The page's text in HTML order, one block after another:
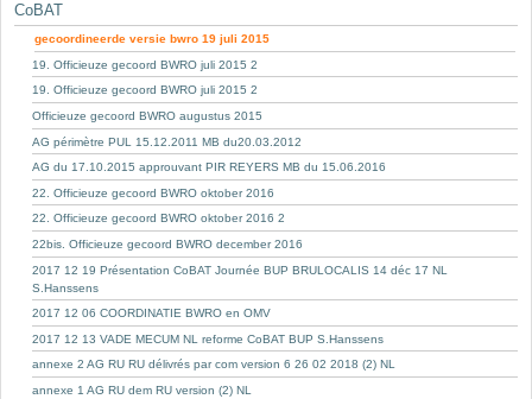
CoBAT
gecoordineerde versie bwro 19 juli 2015
19. Officieuze gecoord BWRO juli 2015 2
19. Officieuze gecoord BWRO juli 2015 2
Officieuze gecoord BWRO augustus 2015
AG périmètre PUL 15.12.2011 MB du20.03.2012
AG du 17.10.2015 approuvant PIR REYERS MB du 15.06.2016
22. Officieuze gecoord BWRO oktober 2016
22. Officieuze gecoord BWRO oktober 2016 2
22bis. Officieuze gecoord BWRO december 2016
2017 12 19 Présentation CoBAT Journée BUP BRULOCALIS 14 déc 17 NL
S.Hanssens
2017 12 06 COORDINATIE BWRO en OMV
2017 12 13 VADE MECUM NL reforme CoBAT BUP S.Hanssens
annexe 2 AG RU RU délivrés par com version 6 26 02 2018 (2) NL
annexe 1 AG RU dem RU version (2) NL